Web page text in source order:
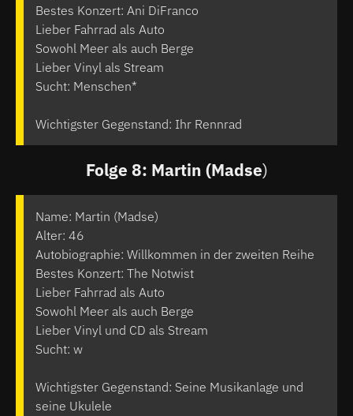
Bestes Konzert: Ani DiFranco
Lieber Fahrrad als Auto
Sowohl Meer als auch Berge
Lieber Vinyl als Stream
Sucht: Menschen*
Wichtigster Gegenstand: Ihr Rennrad
Folge 8: Martin (Madse)
Name: Martin (Madse)
Alter: 46
Autobiographie: Willkommen in der zweiten Reihe
Bestes Konzert: The Notwist
Lieber Fahrrad als Auto
Sowohl Meer als auch Berge
Lieber Vinyl und CD als Stream
Sucht: w
Wichtigster Gegenstand: Seine Musikanlage und
seine Ukulele